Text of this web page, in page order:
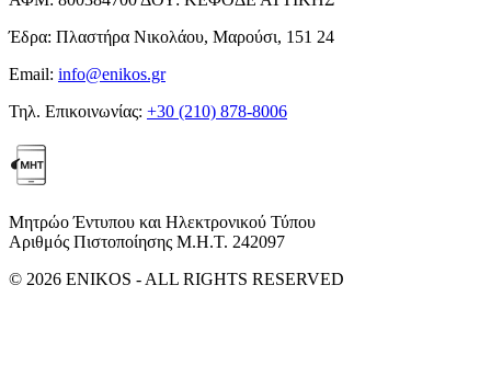
Έδρα: Πλαστήρα Νικολάου, Μαρούσι, 151 24
Email: info@enikos.gr
Τηλ. Επικοινωνίας: +30 (210) 878-8006
Μητρώο Έντυπου και Ηλεκτρονικού Τύπου
Αριθμός Πιστοποίησης Μ.Η.Τ. 242097
© 2026 ENIKOS - ALL RIGHTS RESERVED